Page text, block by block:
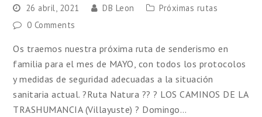
26 abril, 2021 DB Leon
Próximas rutas
0 Comments
Os traemos nuestra próxima ruta de senderismo en
familia para el mes de MAYO, con todos los protocolos
y medidas de seguridad adecuadas a la situación
sanitaria actual. ?Ruta Natura ?? ? LOS CAMINOS DE LA
TRASHUMANCIA (Villayuste) ? Domingo…